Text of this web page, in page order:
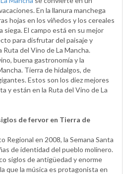
En la llanura manchega
hojas en los viñedos y los cereales
siega. El campo está en su mejor
para disfrutar del paisaje y
Ruta del Vino de La Mancha.
buena gastronomía y la
Tierra de hidalgos, de
Estos son los diez mejores
y están en la Ruta del Vino de La
de fervor en Tierra de
Regional en 2008, la Semana Santa
de identidad del pueblo molinero.
siglos de antigüedad y enorme
que la música es protagonista en